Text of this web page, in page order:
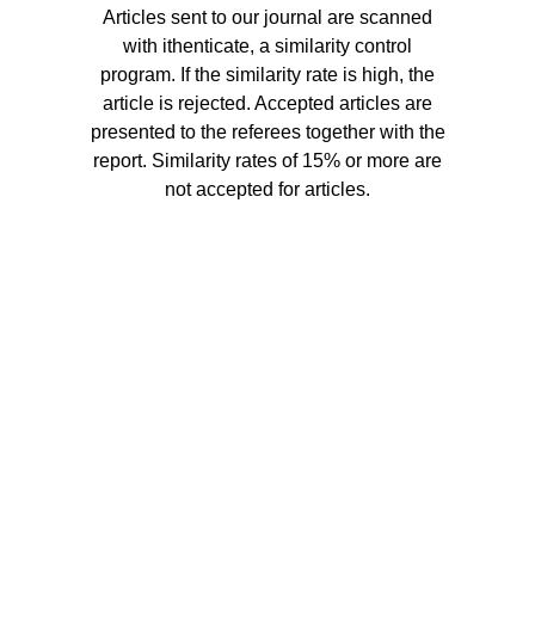
Articles sent to our journal are scanned
with ithenticate, a similarity control
program. If the similarity rate is high, the
article is rejected. Accepted articles are
presented to the referees together with the
report. Similarity rates of 15% or more are
not accepted for articles.